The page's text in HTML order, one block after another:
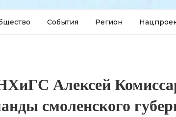
События Регион
Алексей
смоленского